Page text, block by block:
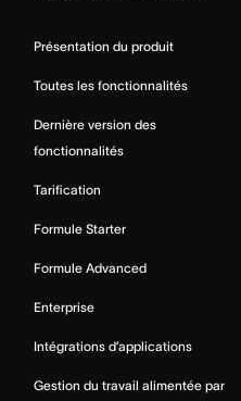
Présentation du produit
Toutes les fonctionnalités
Dernière version des
fonctionnalités
Tarification
Formule Starter
Formule Advanced
Enterprise
Intégrations d’applications
Gestion du travail alimentée par